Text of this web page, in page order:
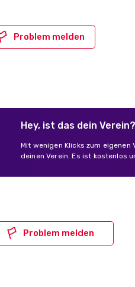
Problem melden
Hey, ist das dein Verein?
Mit wenigen Klicks zum
deinen Verein. Es ist kostenlos
Problem melden